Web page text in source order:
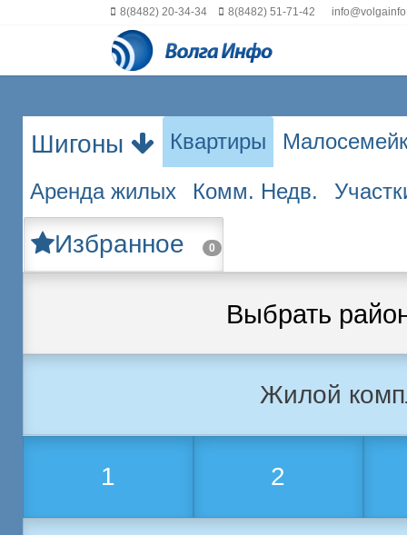
8(8482) 20-34-34 8(8482) 51-71-42
Шигоны Квартиры
Аренда жилых Комм. Недв.
Избранное 0
Выбрать
Жилой
1 2